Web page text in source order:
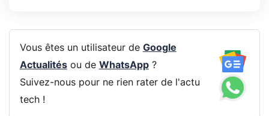
Vous êtes un utilisateur de Google
Actualitésou de WhatsApp?
Suivez-nous pour ne rien rater de l'actu
tech !